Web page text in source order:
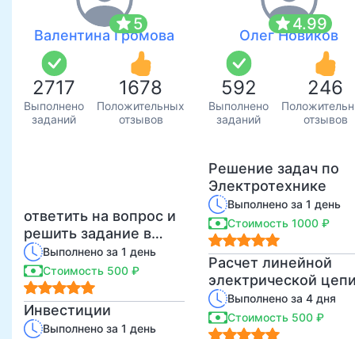
star5
Валентина Громова
2717
Выполнено
заданий
1678
Положительных
отзывов
ответить на вопрос и
решить задание в
билете
Выполнено за 1 день
Стоимость 500 ₽
Инвестиции
Выполнено за 1 день
star4.99
Олег Новиков
592
Выполнено
заданий
246
отзывов
Решение задач по
Электротехнике
Выполнено за 1 день
Стоимость 1000 ₽
Расчет линейной
электрической
Выполнено за 4 дня
Стоимость 500 ₽